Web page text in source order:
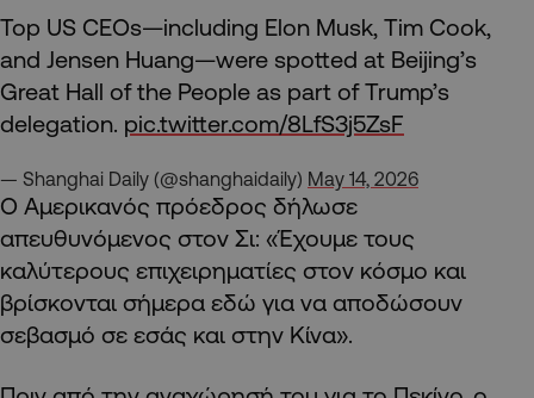
Top US CEOs—including Elon Musk, Tim Cook,
and Jensen Huang—were spotted at Beijing’s
Great Hall of the People as part of Trump’s
delegation. pic.twitter.com/8LfS3j5ZsF
— Shanghai Daily (@shanghaidaily) May 14, 2026
Ο Αμερικανός πρόεδρος δήλωσε
απευθυνόμενος στον Σι: «Έχουμε τους
καλύτερους επιχειρηματίες στον κόσμο και
βρίσκονται σήμερα εδώ για να αποδώσουν
σεβασμό σε εσάς και στην Κίνα».